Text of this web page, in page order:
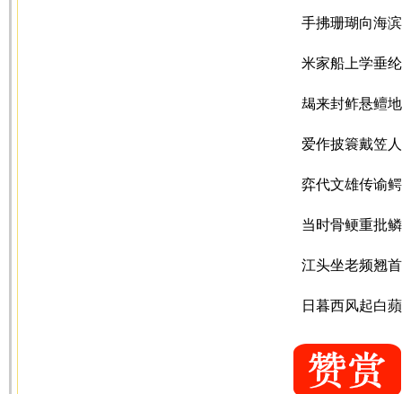
手拂珊瑚向海
米家船上学垂
朅来封鲊悬鳣
爱作披簑戴笠
弈代文雄传谕
当时骨鲠重批
江头坐老频翘
日暮西风起白